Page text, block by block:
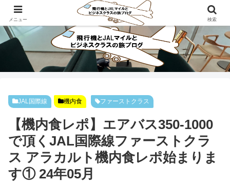
ビジネスクラスで旅にでよう！！
JAL国際線 機内食 ファーストクラス
【機内食レポ】エアバス350-1000
で頂くJAL国際線ファーストクラ
ス アラカルト機内食レポ始まりま
す① 24年05月
メニュー 検索